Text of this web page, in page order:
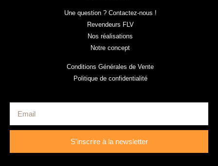
Une question ? Contactez-nous !
Revendeurs FLV
Nos réalisations
Notre concept
Conditions Générales de Vente
Politique de confidentialité
S'inscrire à la newsletter